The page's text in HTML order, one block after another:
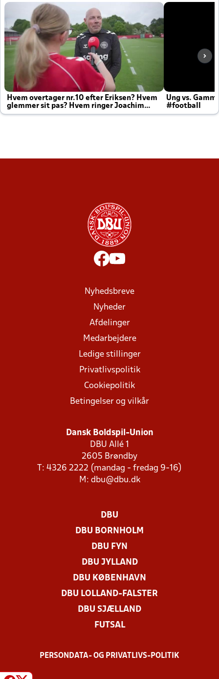
Hvem overtager nr.10 efter Eriksen? Hvem
glemmer sit pas? Hvem ringer Joachim
altid til efter kampe?
Ung vs.
#football
Nyhedsbreve
Nyheder
Afdelinger
Medarbejdere
Ledige stillinger
Privatlivspolitik
Cookiepolitik
Betingelser og vilkår
Dansk Boldspil-Union
DBU Allé 1
2605 Brøndby
T: 4326 2222 (mandag - fredag 9-16)
M: dbu@dbu.dk
DBU
DBU BORNHOLM
DBU FYN
DBU JYLLAND
DBU KØBENHAVN
DBU LOLLAND-FALSTER
DBU SJÆLLAND
FUTSAL
PERSONDATA- OG PRIVATLIVS-POLITIK